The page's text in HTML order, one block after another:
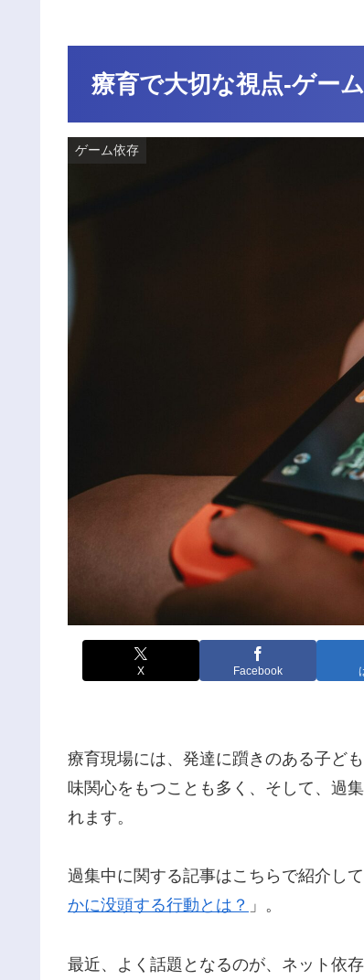
療育で大切な視点-ゲー
ゲーム依存
X Facebook
療育現場には、発達に躓きのある子ど
味関心をもつことも多く、そして、過
れます。
過集中に関する記事はこちらで紹介し
かに没頭する行動とは？ 」。
最近、よく話題となるのが、ネット依